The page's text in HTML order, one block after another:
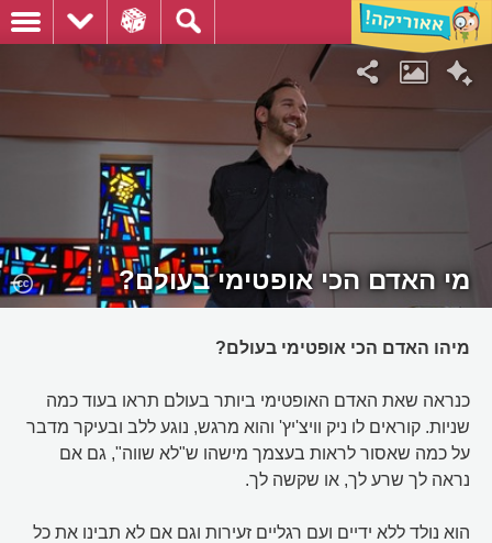
מי האדם הכי אופטימי בעולם?
מיהו האדם הכי אופטימי בעולם?
כנראה שאת האדם האופטימי ביותר בעולם תראו בעוד כמה
שניות. קוראים לו ניק וויצ'יץ' והוא מרגש, נוגע ללב ובעיקר מדבר
על כמה שאסור לראות בעצמך מישהו ש"לא שווה", גם אם
נראה לך שרע לך, או שקשה לך.
הוא נולד ללא ידיים ועם רגליים זעירות וגם אם לא תבינו את כל